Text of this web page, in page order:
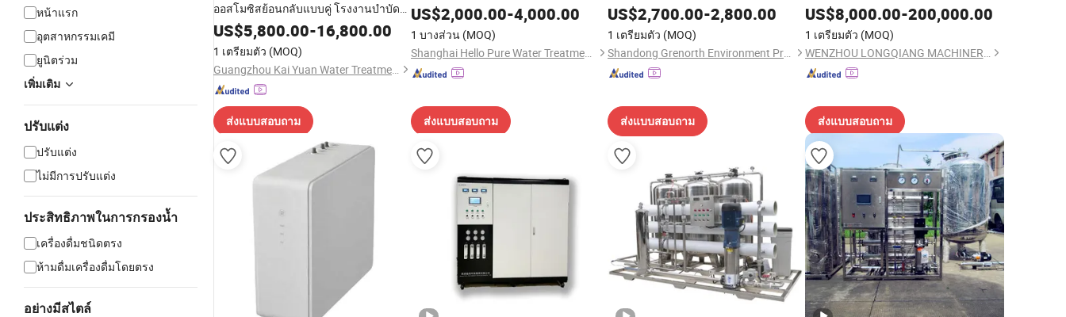
หน้าแรก
อุตสาหกรรมเคมี
ยูนิตร่วม
เพิ่มเติม
ปรับแต่ง
ปรับแต่ง
ไม่มีการปรับแต่ง
ประสิทธิภาพในการกรองน้ำ
เครื่องดื่มชนิดตรง
ห้ามดื่มเครื่องดื่มโดยตรง
อย่างมีสไตล์
ออสโมซิสย้อนกลับแบบคู่ โรงงานบำบัด
น้ำ สองขั้นตอน การกรองน้ำบริสุทธิ์แบ
บอัลตร้า ราคาของอุปกรณ์ SS304/316
US$5,800.00-16,800.00
1 เตรียมตัว (MOQ)
Guangzhou Kai Yuan Water Treatment Equipment Co., Ltd.
ส่งแบบสอบถาม
คาร์บอน และซอฟท์เทนเนอร์ พร้อมระบบ
ควบคุม PLC
US$2,000.00-4,000.00
1 บางส่วน (MOQ)
Shanghai Hello Pure Water Treatment Technology Co., Ltd.
ส่งแบบสอบถาม
แลกเปลี่ยนไอออน
US$2,700.00-2,800.00
1 เตรียมตัว (MOQ)
Shandong Grenorth Environment Protection Technology Co., Ltd.
ส่งแบบสอบถาม
US$8,000.00-200,000.00
1 เตรียมตัว (MOQ)
WENZHOU LONGQIANG MACHINERY TECH. CO., LTD.
ส่งแบบสอบถาม